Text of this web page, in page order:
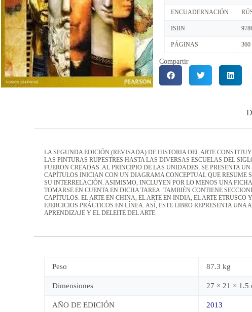
ENCUADERNACIÓN
ISBN
PÁGINAS 360
Compartir
LA SEGUNDA EDICIÓN (REVISADA) DE HISTORIA DEL ARTE
LAS PINTURAS RUPESTRES HASTA LAS DIVERSAS ESCUELAS DEL
FUERON CREADAS. AL PRINCIPIO DE LAS UNIDADES, SE PRESENTA
CAPÍTULOS INICIAN CON UN DIAGRAMA CONCEPTUAL QUE RESUME
SU INTERRELACIÓN. ASIMISMO, INCLUYEN POR LO MENOS UNA
TOMARSE EN CUENTA EN DICHA TAREA. TAMBIÉN CONTIENE
CAPÍTULOS: EL ARTE EN CHINA, EL ARTE EN INDIA, EL ARTE
EJERCICIOS PRÁCTICOS EN LÍNEA. ASÍ, ESTE LIBRO REPRESENTA
APRENDIZAJE Y EL DELEITE DEL ARTE.
Peso 87.3 kg
Dimensiones 27 × 21 × 1.5
AÑO DE EDICIÓN 2013